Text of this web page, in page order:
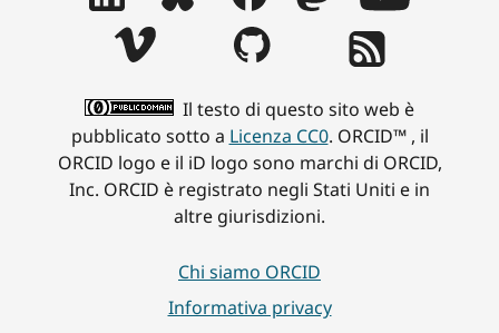
Il testo di questo sito web è
pubblicato sotto a Licenza CC0. ORCID™ , il
ORCID logo e il iD logo sono marchi di ORCID,
Inc. ORCID è registrato negli Stati Uniti e in
altre giurisdizioni.
Chi siamo ORCID
Informativa privacy